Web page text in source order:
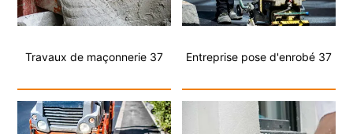
Travaux de maçonnerie 37 Entreprise pose d'enrobé 37